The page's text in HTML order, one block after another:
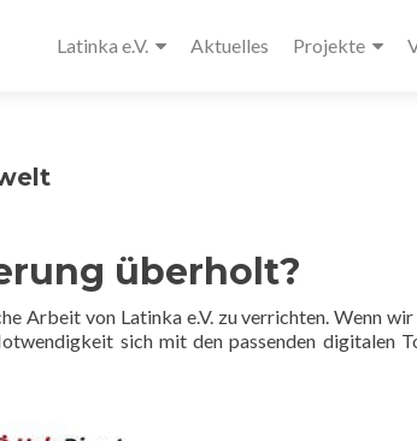
Latinka e.V. Aktuelles Projekte
überholt?
Arbeit von Latinka e.V. zu verrichten. Wenn wir
sich mit den passenden digitalen